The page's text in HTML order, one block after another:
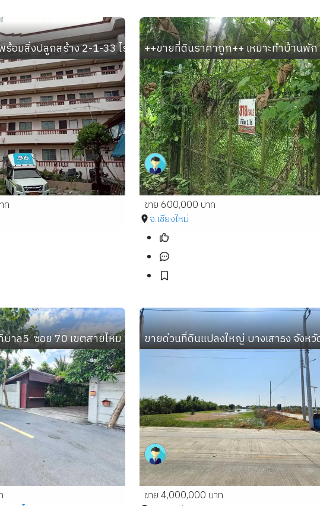
อมสิ่งปลูกสร้าง 2-1-33 ไร่ ทำเลทอง อ.เมือง สมุทรปราการ ใกล้ BTS
ท
++ขายที่ดินราคาถูก++ เหมาะทำบ้านพัก
ขาย 600,000 บาท
จ.เชียงใหม่
าล5  ซอย 70 เขตสายไหม เข้าซอยเพียง 300 เมตรขายด่วนที่ดินแปลงใหญ่ บางเสาธง จัง
ขาย 4,000,000 บาท